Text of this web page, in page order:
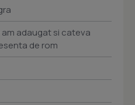
adaugat si cateva
de rom